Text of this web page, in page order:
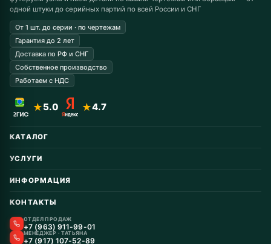
одной штуки до серийных партий по всей России и СНГ
От 1 шт. до серии · по чертежам
Гарантия до 2 лет
Доставка по РФ и СНГ
Собственное производство
Работаем с НДС
★5.0 ★4.7
КАТАЛОГ
Автомобильные запчасти
Дорожная техника
Инструмент
Конвейеры, линии
Литьё, гуммирование
УСЛУГИ
Восстановление колёс
Колёса для с/х техники
Колёса для складской техники
Восстановление катков
Катки для с/х техники
Опорные катки вездеходов
Опорные катки полиуретаном
Гуммирование валов и роликов
Гуммирование валов полиуретаном
Импортозамещение
ИНФОРМАЦИЯ
Гарантия и возврат
Контакты
Новости
КОНТАКТЫ
ОТДЕЛ ПРОДАЖ
+7 (963) 911-99-01
МЕНЕДЖЕР · ТАТЬЯНА
+7 (917) 107-52-89